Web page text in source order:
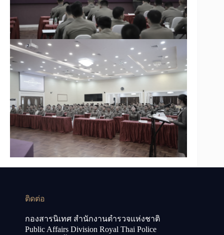
ติดต่อ
กองสารนิเทศ สำนักงานตำรวจแห่งชาติ
Public Affairs Division Royal Thai Police